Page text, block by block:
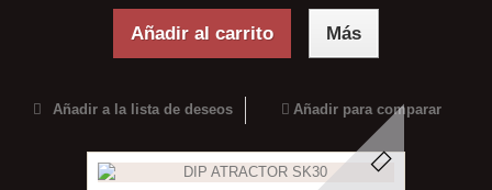
Añadir al carrito Más
Añadir a la lista de deseos Añadir para comparar